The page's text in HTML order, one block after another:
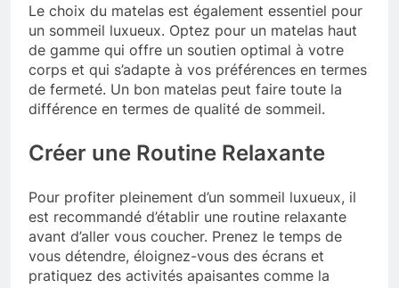
Le choix du matelas est également essentiel pour
un sommeil luxueux. Optez pour un matelas haut
de gamme qui offre un soutien optimal à votre
corps et qui s’adapte à vos préférences en termes
de fermeté. Un bon matelas peut faire toute la
différence en termes de qualité de sommeil.
Créer une Routine Relaxante
Pour profiter pleinement d’un sommeil luxueux, il
est recommandé d’établir une routine relaxante
avant d’aller vous coucher. Prenez le temps de
vous détendre, éloignez-vous des écrans et
pratiquez des activités apaisantes comme la